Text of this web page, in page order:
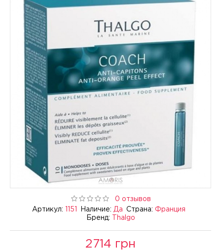
Артикул: 1151 Наличие: Да Страна: Франция
Бренд:
Thalgo
0 отзывов
2714 грн